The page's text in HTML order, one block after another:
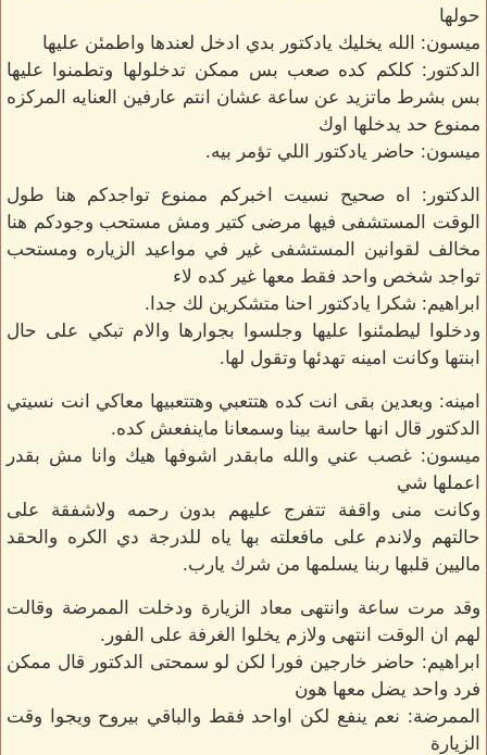
حولها
ميسون: الله يخليك يادكتور بدي ادخل لعندها واطمئن عليها
الدكتور: كلكم كده صعب بس ممكن تدخلولها وتطمنوا عليها
بس بشرط ماتزيد عن ساعة عشان انتم عارفين العنايه المركزه
ممنوع حد يدخلها اوك
ميسون: حاضر يادكتور اللي تؤمر بيه.
الدكتور: اه صحيح نسيت اخبركم ممنوع تواجدكم هنا طول
الوقت المستشفى فيها مرضى كتير ومش مستحب وجودكم هنا
مخالف لقوانين المستشفى غير في مواعيد الزياره ومستحب
تواجد شخص واحد فقط معها غير كده لاء
ابراهيم: شكرا يادكتور احنا متشكرين لك جدا.
ودخلوا ليطمئنوا عليها وجلسوا بجوارها والام تبكي على حال
ابنتها وكانت امينه تهدئها وتقول لها.
امينه: وبعدين بقى انت كده هتتعبي وهتتعبيها معاكي انت نسيتي
الدكتور قال انها حاسة بينا وسمعانا ماينفعش كده.
ميسون: غصب عني والله مابقدر اشوفها هيك وانا مش بقدر
اعملها شي
وكانت منى واقفة تتفرج عليهم بدون رحمه ولاشفقة على
حالتهم ولاندم على مافعلته بها ياه للدرجة دي الكره والحقد
ماليين قلبها ربنا يسلمها من شرك يارب.
وقد مرت ساعة وانتهى معاد الزيارة ودخلت الممرضة وقالت
لهم ان الوقت انتهى ولازم يخلوا الغرفة على الفور.
ابراهيم: حاضر خارجين فورا لكن لو سمحتى الدكتور قال ممكن
فرد واحد يضل معها هون
الممرضة: نعم ينفع لكن اواحد فقط والباقي بيروح ويجوا وقت
الزيارة